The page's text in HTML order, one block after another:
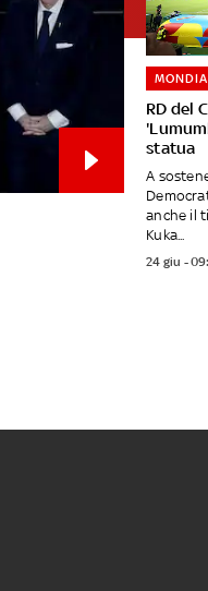
RD del
statua
A
anche il
Kuka...
24 giu -